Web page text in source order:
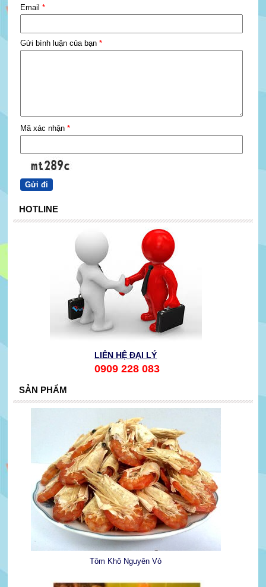
Email *
Gửi bình luận của bạn *
Mã xác nhận *
HOTLINE
LIÊN HỆ ĐẠI LÝ
0909 228 083
SẢN PHẨM
Tôm Khô Nguyên Vỏ